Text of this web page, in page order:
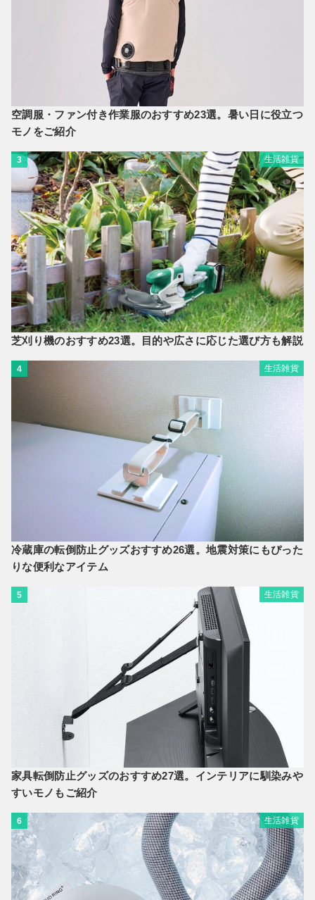
空調服・ファン付き作業服のおすすめ23選。暑い日に役立つ
モノをご紹介
3 生活雑貨
芝刈り機のおすすめ23選。目的や広さに応じた選び方も解説
4 生活雑貨
冷蔵庫の転倒防止グッズおすすめ26選。地震対策にもぴった
りな便利なアイテム
5 生活雑貨
家具転倒防止グッズのおすすめ27選。インテリアに馴染みや
すいモノもご紹介
6 生活雑貨